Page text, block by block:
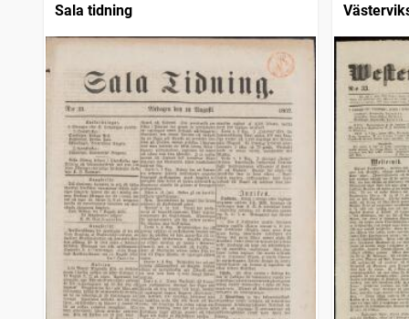
Sala tidning